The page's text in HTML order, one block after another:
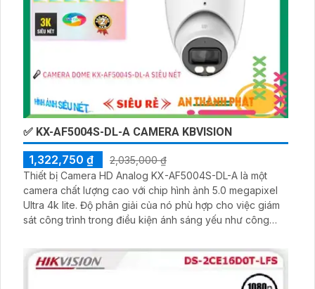
✅ KX-AF5004S-DL-A CAMERA KBVISION
1,322,750 ₫
2,035,000 ₫
Thiết bị Camera HD Analog KX-AF5004S-DL-A là một
camera chất lượng cao với chip hình ảnh 5.0 megapixel
Ultra 4k lite. Độ phân giải của nó phù hợp cho việc giám
sát công trình trong điều kiện ánh sáng yếu như công
này cực kỳ tốt với khả năng hồng ngoại lên tới 40m